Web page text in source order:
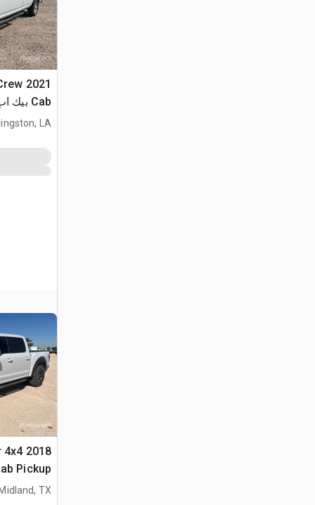
Cab بيك اب
LA
4x4
Pickup
TX